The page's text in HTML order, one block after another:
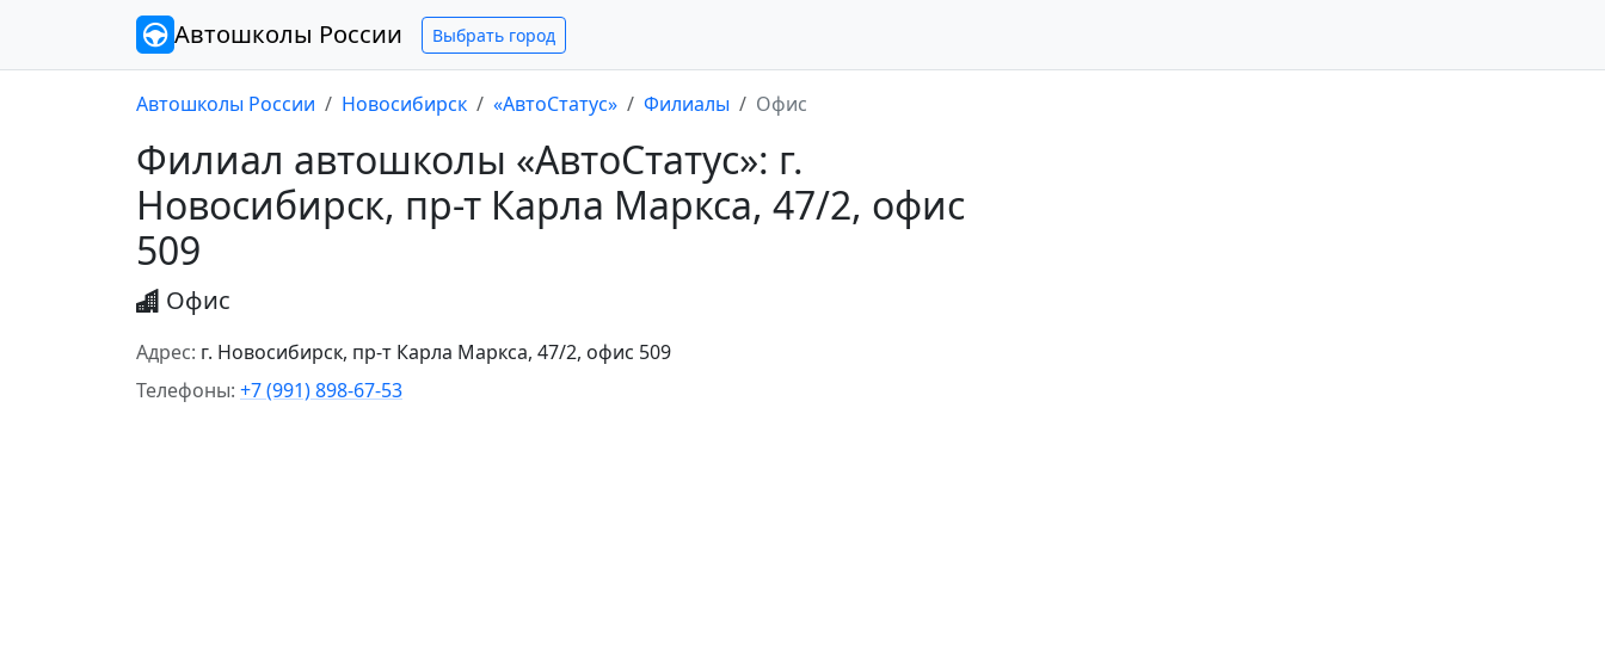
Автошколы России Выбрать город
Автошколы России Новосибирск «АвтоСтатус» Филиалы Офис
Филиал автошколы «АвтоСтатус»: г.
Новосибирск, пр-т Карла Маркса, 47/2, офис
509
Офис
Адрес: г. Новосибирск, пр-т Карла Маркса, 47/2, офис 509
Телефоны: +7 (991) 898-67-53